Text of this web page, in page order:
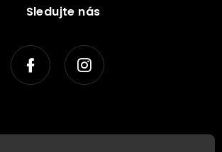
Sledujte nás